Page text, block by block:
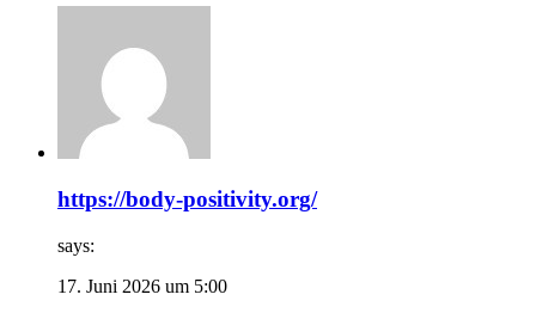
https://body-positivity.org/
says:
17. Juni 2026 um 5:00